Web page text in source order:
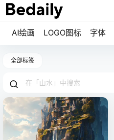
AI绘画 LOGO图标 字体
全部标签